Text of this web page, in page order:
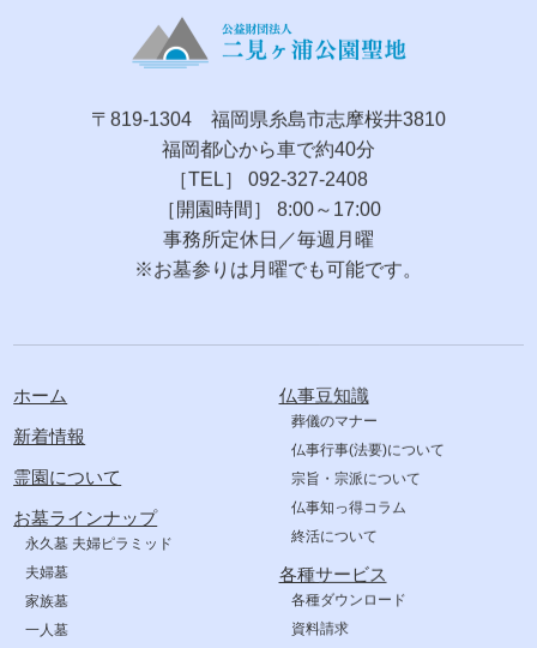
〒819-1304 福岡県糸島市志摩桜井3810
福岡都心から車で約40分
［TEL］ 092-327-2408
［開園時間］ 8:00～17:00
事務所定休日／毎週月曜
※お墓参りは月曜でも可能です。
ホーム
新着情報
霊園について
お墓ラインナップ
永久墓 夫婦ピラミッド
夫婦墓
家族墓
一人墓
仏事豆知識
葬儀のマナー
仏事行事(法要)について
宗旨・宗派について
仏事知っ得コラム
終活について
各種サービス
各種ダウンロード
資料請求